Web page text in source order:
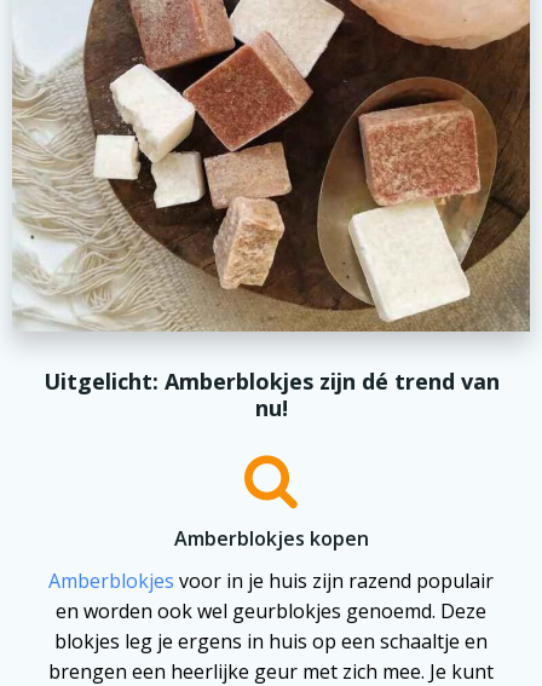
Uitgelicht: Amberblokjes zijn dé trend van
nu!
Amberblokjes kopen
Amberblokjes voor in je huis zijn razend populair
en worden ook wel geurblokjes genoemd. Deze
blokjes leg je ergens in huis op een schaaltje en
brengen een heerlijke geur met zich mee. Je kunt